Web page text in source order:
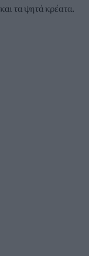
τα ψητά κρέατα.